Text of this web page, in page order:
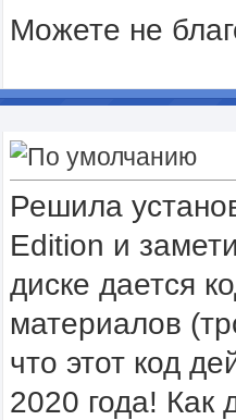
Можете не
Решила
Edition и
диске дается
материалов
что этот код
2020 года! Как